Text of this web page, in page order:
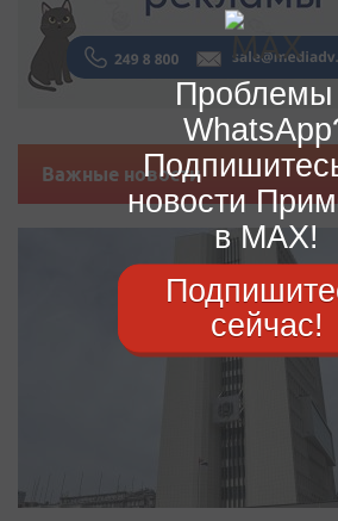
Важные новости
Проблемы
новости
в MAX!
сейчас!